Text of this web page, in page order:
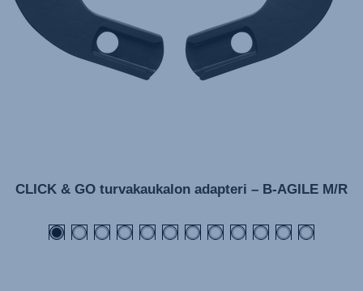
CLICK & GO turvakaukalon adapteri – B-AGILE M/R